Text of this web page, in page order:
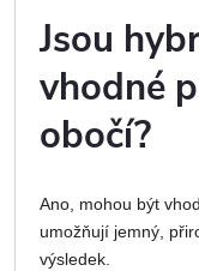
Jsou
vhodné
obočí?
Ano, mohou být
umožňují jemný,
výsledek.